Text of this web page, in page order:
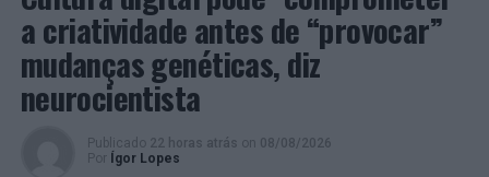
recente projeto de produção de vinho sustentável, com
práticas que visam a saúde do solo e da planta. Também
a Quinta de São Bernardo será apresentada, conhecida
pela sua abordagem moderna aos vinhos do Douro,
equilibrando habilmente a frescura e os métodos
ancestrais para oferecer perfis excitantes para descobrir
e saborear.
a criatividade antes de “provocar”
mudanças genéticas, diz
neurocientista
Publicado 22 horas atrás on 08/08/2026
Por
Ígor Lopes